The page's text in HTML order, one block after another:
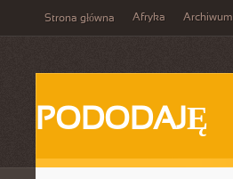
Strona główna Afryka Archiwum
PODODAJĘ